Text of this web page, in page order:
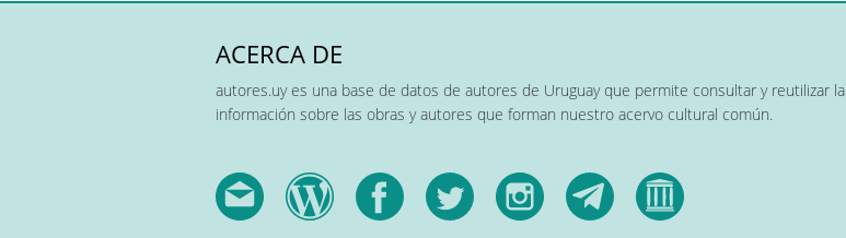
ACERCA DE
autores.uy es una base de datos de autores de Uruguay que permite consultar y reutilizar la
información sobre las obras y autores que forman nuestro acervo cultural común.